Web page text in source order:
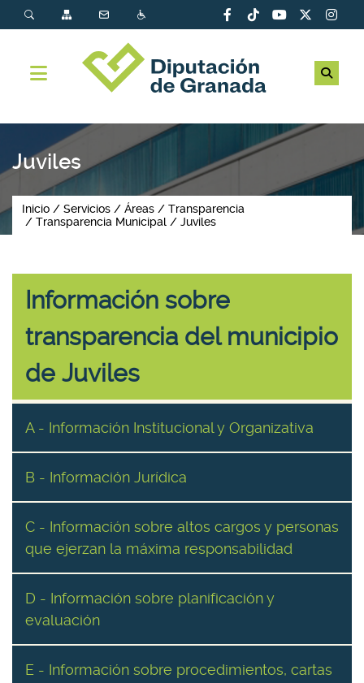
Juviles
Inicio Servicios Áreas
Transparencia
Transparencia Municipal
Juviles
Información sobre
transparencia del municipio
de Juviles
A - Información Institucional y Organizativa
B - Información Jurídica
C - Información sobre altos cargos y personas
que ejerzan la máxima responsabilidad
D - Información sobre planificación y
evaluación
E - Información sobre procedimientos, cartas